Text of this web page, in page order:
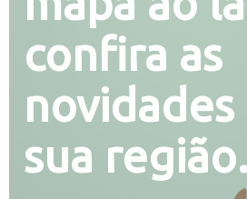
confira as
novidades
sua região.